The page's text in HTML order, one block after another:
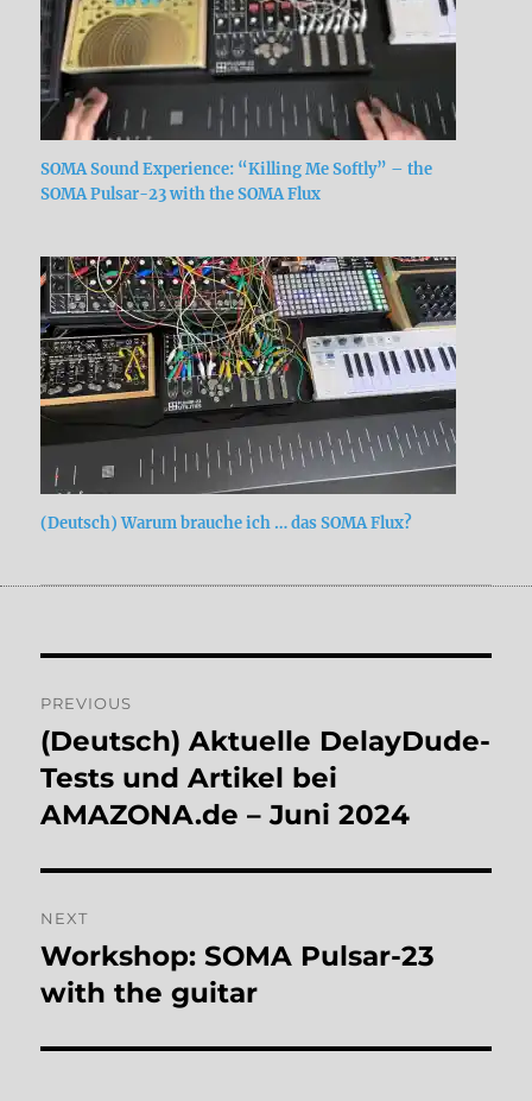
SOMA Sound Experience: “Killing Me Softly” – the
SOMA Pulsar-23 with the SOMA Flux
(Deutsch) Warum brauche ich … das SOMA Flux?
navigation
PREVIOUS
Previous
post:
(Deutsch) Aktuelle DelayDude-
Tests und Artikel bei
AMAZONA.de – Juni 2024
NEXT
Next
post:
Workshop: SOMA Pulsar-23
with the guitar